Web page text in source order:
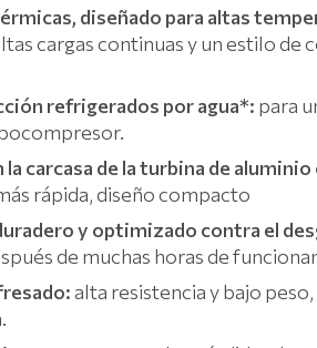
diseñado para altas
cargas continuas y un estilo de
refrigerados por agua*: para
carcasa de la turbina de
rápida, diseño compacto
y optimizado contra el
de muchas horas de
alta resistencia y bajo